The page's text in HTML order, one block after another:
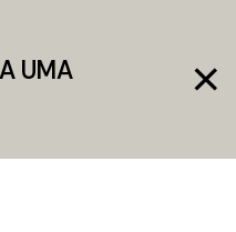
close
UMA